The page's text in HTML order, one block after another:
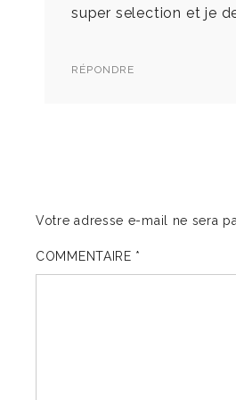
super selection et je
RÉPONDRE
Votre adresse e-mail ne sera
COMMENTAIRE *